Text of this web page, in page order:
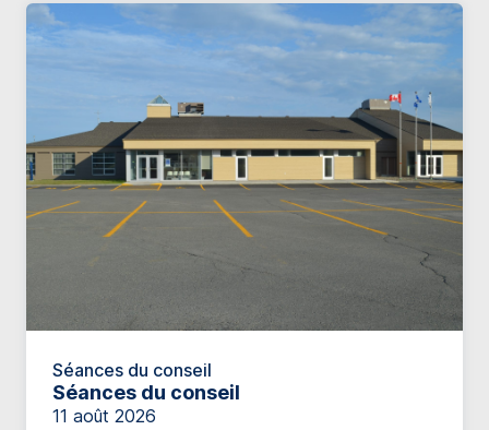
Séances du conseil
Séances du conseil
11 août 2026